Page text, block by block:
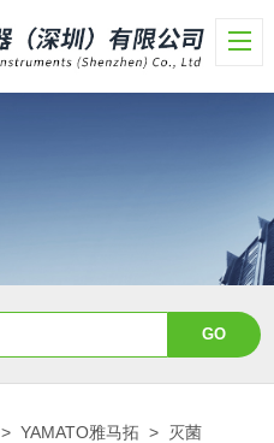
>YAMATO雅马拓 > 灭菌